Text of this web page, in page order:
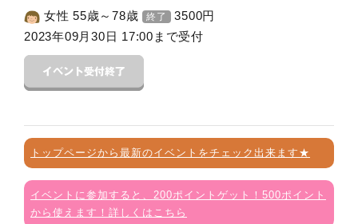
女性 55歳～78歳 終了 3500円
2023年09月30日 17:00まで受付
トップページから最新のイベントをチェック出来ます★
イベントに参加すると、200ポイントゲット！500ポイント
から使えます！詳しくはこちら